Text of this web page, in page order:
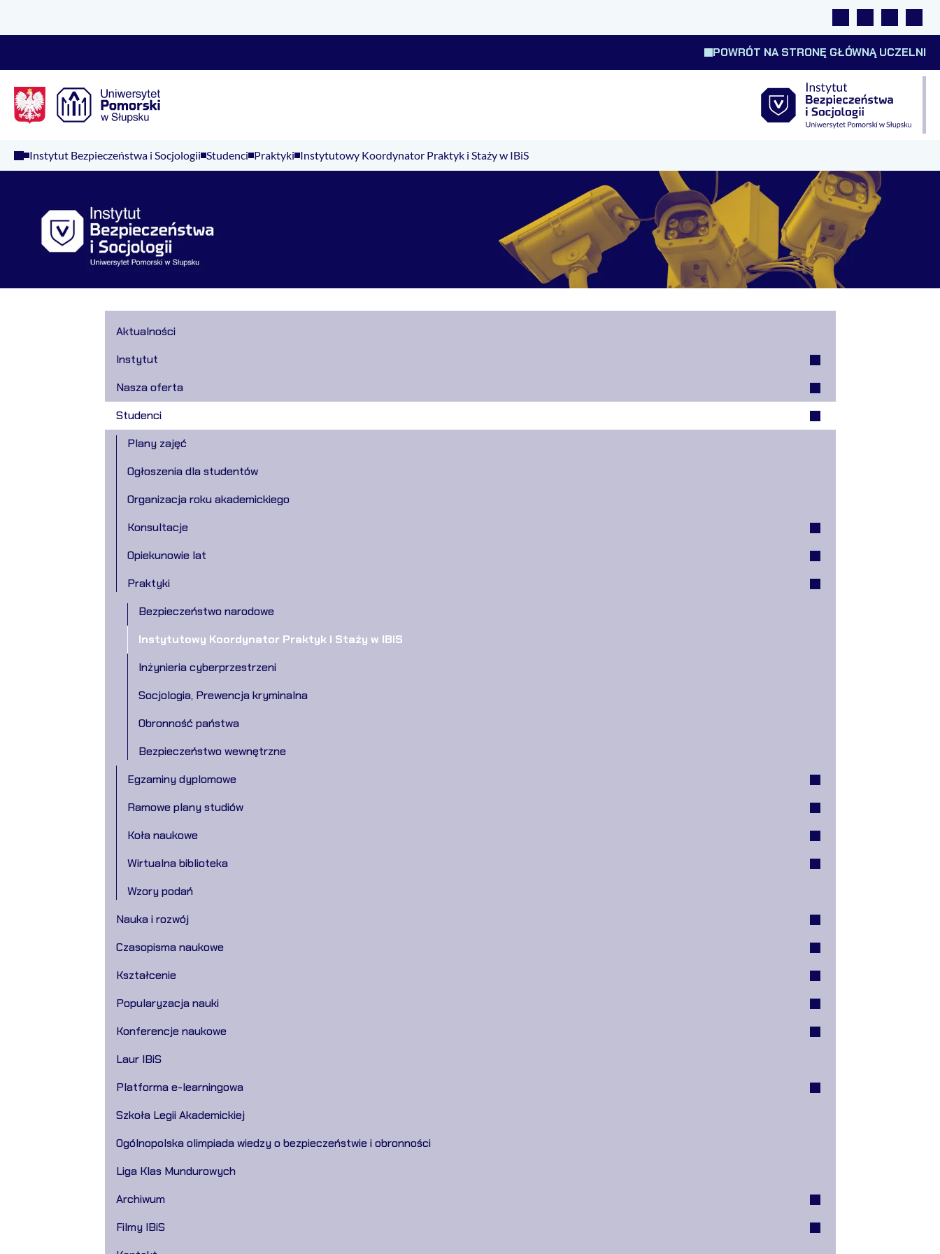
Linki Wyszukiwarka
Tłumacz
POWRÓT NA STRONĘ GŁÓWNĄ UCZELNI
Instytut Bezpieczeństwa i Socjologii Studenci Praktyki Instytutowy Koordynator Praktyk i Staży w IBiS
Aktualności
Instytut
Nasza oferta
Studenci
Plany zajęć
Ogłoszenia dla studentów
Organizacja roku akademickiego
Konsultacje
Opiekunowie lat
Praktyki
Bezpieczeństwo narodowe
Instytutowy Koordynator Praktyk i Staży w IBiS
Inżynieria cyberprzestrzeni
Socjologia, Prewencja kryminalna
Obronność państwa
Bezpieczeństwo wewnętrzne
Egzaminy dyplomowe
Ramowe plany studiów
Koła naukowe
Wirtualna biblioteka
Wzory podań
Nauka i rozwój
Czasopisma naukowe
Kształcenie
Popularyzacja nauki
Konferencje naukowe
Laur IBiS
Platforma e-learningowa
Szkoła Legii Akademickiej
Ogólnopolska olimpiada wiedzy o bezpieczeństwie i obronności
Liga Klas Mundurowych
Archiwum
Filmy IBiS